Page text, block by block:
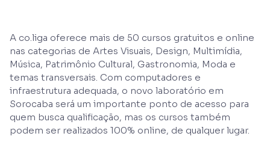
A co.liga oferece mais de 50 cursos gratuitos e online
nas categorias de Artes Visuais, Design, Multimídia,
Música, Patrimônio Cultural, Gastronomia, Moda e
temas transversais. Com computadores e
infraestrutura adequada, o novo laboratório em
Sorocaba será um importante ponto de acesso para
quem busca qualificação, mas os cursos também
podem ser realizados 100% online, de qualquer lugar.